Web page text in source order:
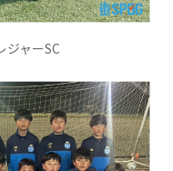
ジャーSC